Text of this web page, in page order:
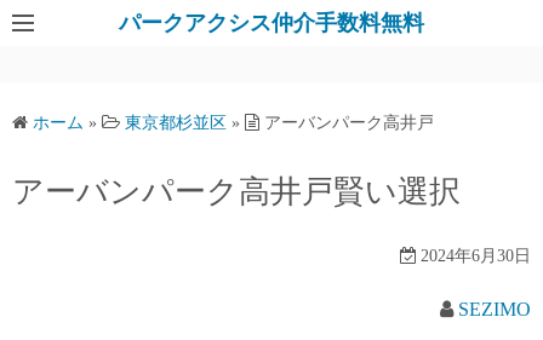
パークアクシス仲介手数料無料
ホーム » 東京都杉並区 » アーバンパーク高井戸
アーバンパーク高井戸賢い選択
2024年6月30日
SEZIMO